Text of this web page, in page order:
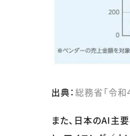
出典：総務省「令
また、日本のAI主要